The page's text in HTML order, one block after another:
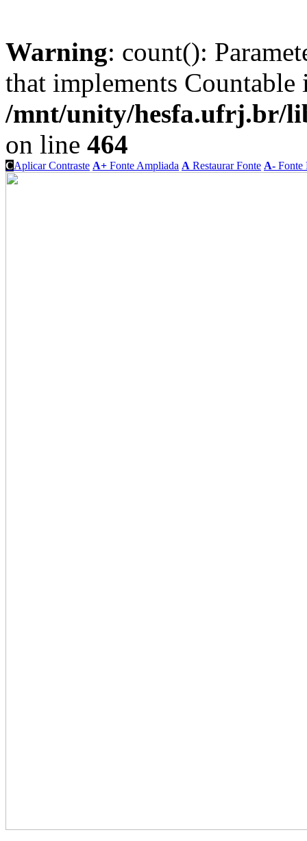
Warning: count():
that implements Countable
/mnt/unity/hesfa.ufrj.br/
on line 464
CAplicar Contraste A+ Fonte Ampliada A Restaurar Fonte A- Fonte